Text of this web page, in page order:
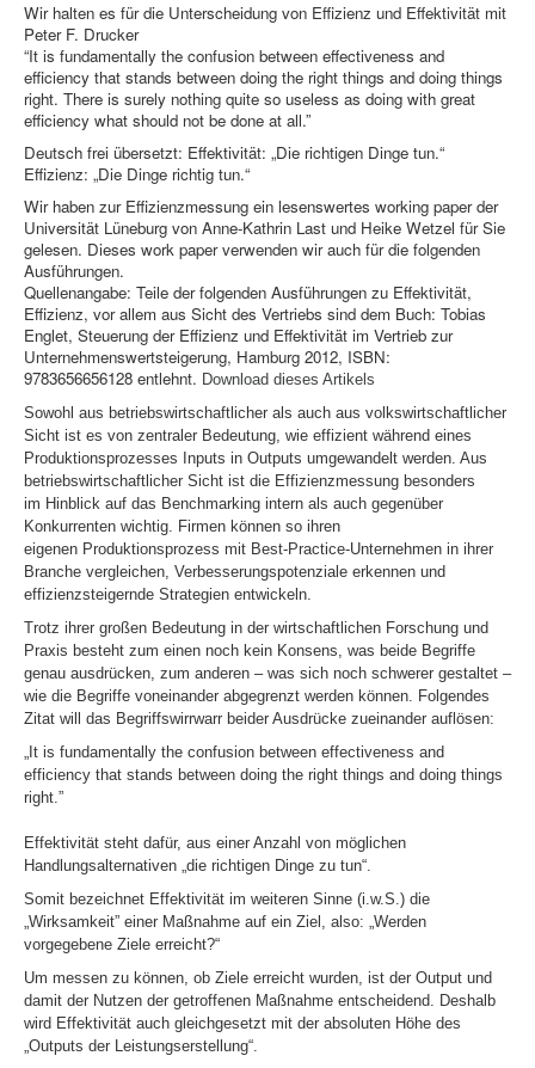
Wir halten es für die Unterscheidung von Effizienz und Effektivität mit
Peter F. Drucker
“It is fundamentally the confusion between effectiveness and
efficiency that stands between doing the right things and doing things
right. There is surely nothing quite so useless as doing with great
efficiency what should not be done at all.”
Deutsch frei übersetzt: Effektivität: „Die richtigen Dinge tun.“
Effizienz: „Die Dinge richtig tun.“
Wir haben zur Effizienzmessung ein lesenswertes working paper der
Universität Lüneburg von Anne-Kathrin Last und Heike Wetzel für Sie
gelesen. Dieses work paper verwenden wir auch für die folgenden
Ausführungen.
Quellenangabe: Teile der folgenden Ausführungen zu Effektivität,
Effizienz, vor allem aus Sicht des Vertriebs sind dem Buch: Tobias
Englet, Steuerung der Effizienz und Effektivität im Vertrieb zur
Unternehmenswertsteigerung, Hamburg 2012, ISBN:
9783656656128 entlehnt. Download dieses Artikels
Sowohl aus betriebswirtschaftlicher als auch aus volkswirtschaftlicher
Sicht ist es von zentraler Bedeutung, wie effizient während eines
Produktionsprozesses Inputs in Outputs umgewandelt werden. Aus
betriebswirtschaftlicher Sicht ist die Effizienzmessung besonders
im Hinblick auf das Benchmarking intern als auch gegenüber
Konkurrenten wichtig. Firmen können so ihren
eigenen Produktionsprozess mit Best-Practice-Unternehmen in ihrer
Branche vergleichen, Verbesserungspotenziale erkennen und
effizienzsteigernde Strategien entwickeln.
Trotz ihrer großen Bedeutung in der wirtschaftlichen Forschung und
Praxis besteht zum einen noch kein Konsens, was beide Begriffe
genau ausdrücken, zum anderen – was sich noch schwerer gestaltet –
wie die Begriffe voneinander abgegrenzt werden können. Folgendes
Zitat will das Begriffswirrwarr beider Ausdrücke zueinander auflösen:
„It is fundamentally the confusion between effectiveness and
efficiency that stands between doing the right things and doing things
right.”
Effektivität steht dafür, aus einer Anzahl von möglichen
Handlungsalternativen „die richtigen Dinge zu tun“.
Somit bezeichnet Effektivität im weiteren Sinne (i.w.S.) die
„Wirksamkeit” einer Maßnahme auf ein Ziel, also: „Werden
vorgegebene Ziele erreicht?“
Um messen zu können, ob Ziele erreicht wurden, ist der Output und
damit der Nutzen der getroffenen Maßnahme entscheidend. Deshalb
wird Effektivität auch gleichgesetzt mit der absoluten Höhe des
„Outputs der Leistungserstellung“.